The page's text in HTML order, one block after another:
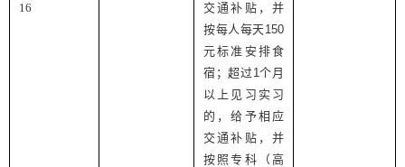
16
交通补贴，并
按每人每天150
元标准安排食
宿；超过1个月
以上见习实习
的，给予相应
交通补贴，并
按照专科（高